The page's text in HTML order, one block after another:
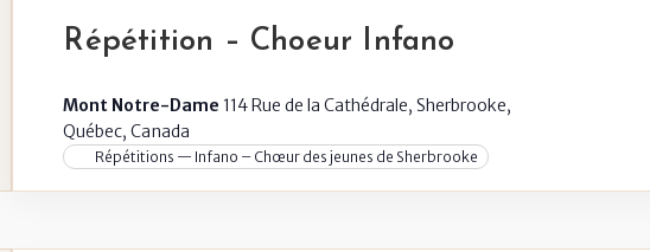
Répétition – Choeur Infano
Mont Notre-Dame 114 Rue de la Cathédrale, Sherbrooke,
Québec, Canada
Répétitions — Infano – Chœur des jeunes de Sherbrooke